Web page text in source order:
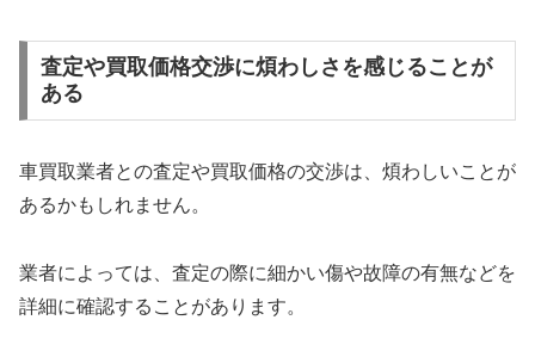
査定や買取価格交渉に煩わしさを感じることが
ある
車買取業者との査定や買取価格の交渉は、煩わしいことが
あるかもしれません。
業者によっては、査定の際に細かい傷や故障の有無などを
詳細に確認することがあります。